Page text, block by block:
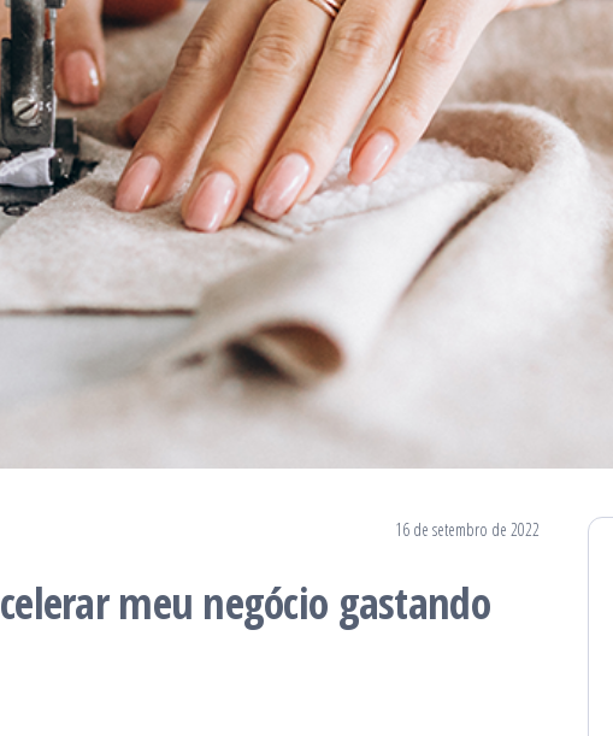
16 de setembro de 2022
meu negócio gastando